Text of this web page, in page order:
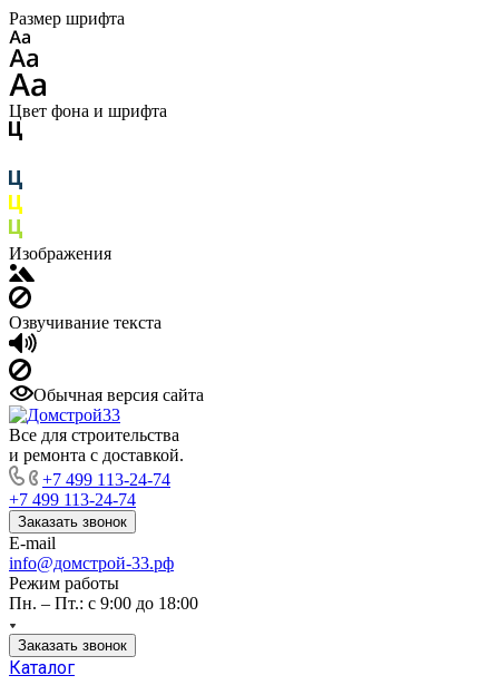
Размер шрифта
Цвет фона и шрифта
Изображения
Озвучивание текста
Обычная версия сайта
Все для строительства
и ремонта с доставкой.
+7 499 113-24-74
+7 499 113-24-74
Заказать звонок
E-mail
info@домстрой-33.рф
Режим работы
Пн. – Пт.: с 9:00 до 18:00
Заказать звонок
Каталог